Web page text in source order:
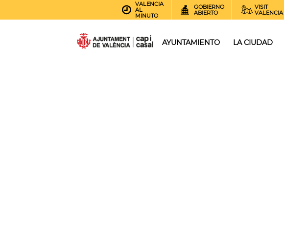
VALENCIA
AL
MINUTO
GOBIERNO
ABIERTO
VISIT
VALENCIA
AYUNTAMIENTO LA CIUDAD